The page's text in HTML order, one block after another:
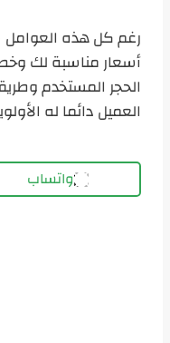
رغم كل هذه
أسعار مناسبة لك
الحجر المستخدم
العميل دائما له
واتساب